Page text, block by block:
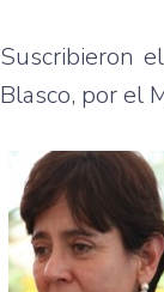
Suscribieron
Blasco, por el